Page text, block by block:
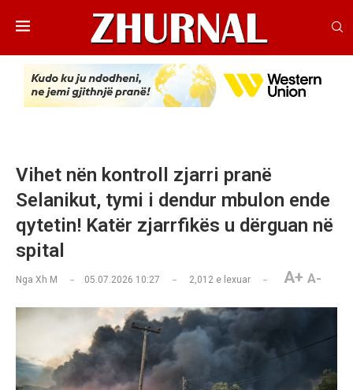
Vihet nën kontroll zjarri pranë
Selanikut, tymi i dendur mbulon ende
qytetin! Katër zjarrfikës u dërguan në
spital
Nga Xh M 05.07.2026 10:27 2,012 e lexuar A+ A-